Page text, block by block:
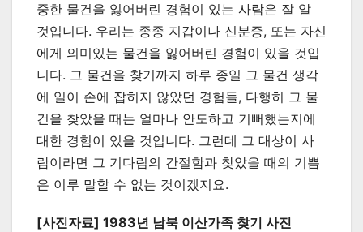
중한 물건을 잃어버린 경험이 있는 사람은 잘 알
것입니다. 우리는 종종 지갑이나 신분증, 또는 자신
에게 의미있는 물건을 잃어버린 경험이 있을 것입
니다. 그 물건을 찾기까지 하루 종일 그 물건 생각
에 일이 손에 잡히지 않았던 경험들, 다행히 그 물
건을 찾았을 때는 얼마나 안도하고 기뻐했는지에
대한 경험이 있을 것입니다. 그런데 그 대상이 사
람이라면 그 기다림의 간절함과 찾았을 때의 기쁨
은 이루 말할 수 없는 것이겠지요.
[사진자료] 1983년 남북 이산가족 찾기 사진